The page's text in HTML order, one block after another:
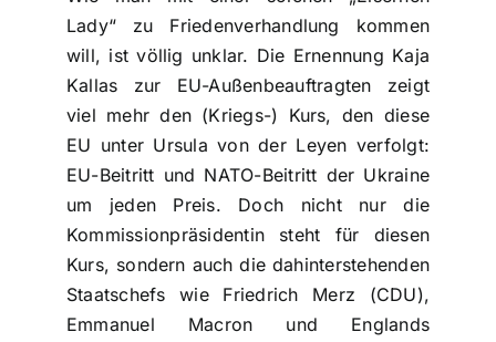
Lady“ zu Friedenverhandlung kommen
will, ist völlig unklar. Die Ernennung Kaja
Kallas zur EU-Außenbeauftragten zeigt
viel mehr den (Kriegs-) Kurs, den diese
EU unter Ursula von der Leyen verfolgt:
EU-Beitritt und NATO-Beitritt der Ukraine
um jeden Preis. Doch nicht nur die
Kommissionpräsidentin steht für diesen
Kurs, sondern auch die dahinterstehenden
Staatschefs wie Friedrich Merz (CDU),
Emmanuel Macron und Englands